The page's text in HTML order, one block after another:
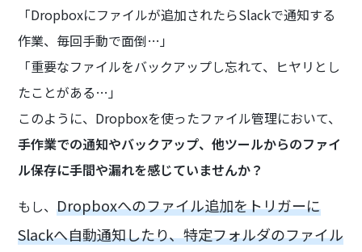
「Dropboxにファイルが追加されたらSlackで通知する
作業、毎回手動で面倒…」
「重要なファイルをバックアップし忘れて、ヒヤリとし
たことがある…」
このように、Dropboxを使ったファイル管理において、
手作業での通知やバックアップ、他ツールからのファイ
ル保存に手間や漏れを感じていませんか？
もし、Dropboxへのファイル追加をトリガーに
Slackへ自動通知したり、特定フォルダのファイル